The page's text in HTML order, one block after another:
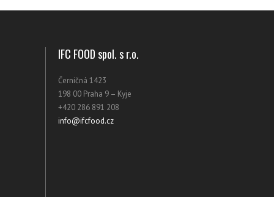
IFC FOOD spol. s r.o.
Černičná 1423
198 00 Praha 9 – Kyje
+420 286 891 208
info@ifcfood.cz